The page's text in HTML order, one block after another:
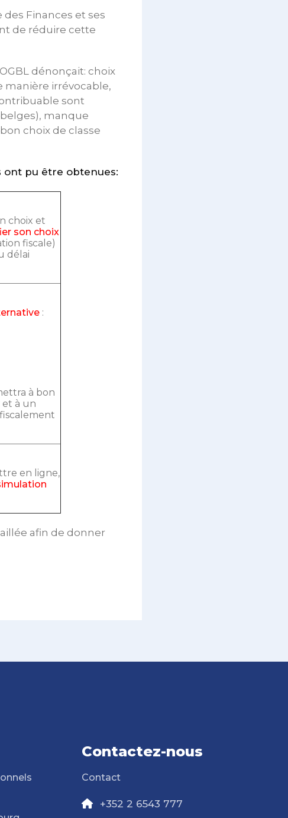
Finances et ses
de réduire cette
dénonçait: choix
manière irrévocable,
sont
manque
choix de classe
ont pu être obtenues:
choix et
son choix
fiscale)
délai
:
à bon
et à un
en ligne,
afin de donner
Contactez-nous
Contact
+352 2 6543 777